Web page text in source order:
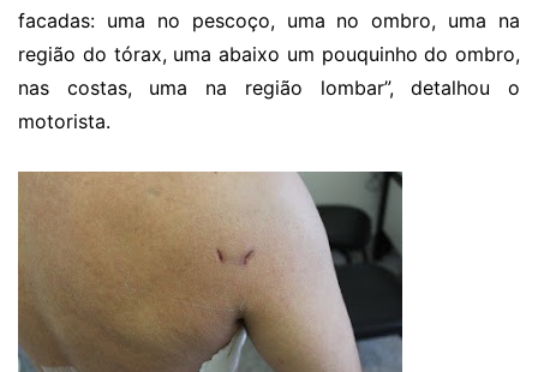
facadas: uma no pescoço, uma no ombro, uma na
região do tórax, uma abaixo um pouquinho do ombro,
nas costas, uma na região lombar”, detalhou o
motorista.